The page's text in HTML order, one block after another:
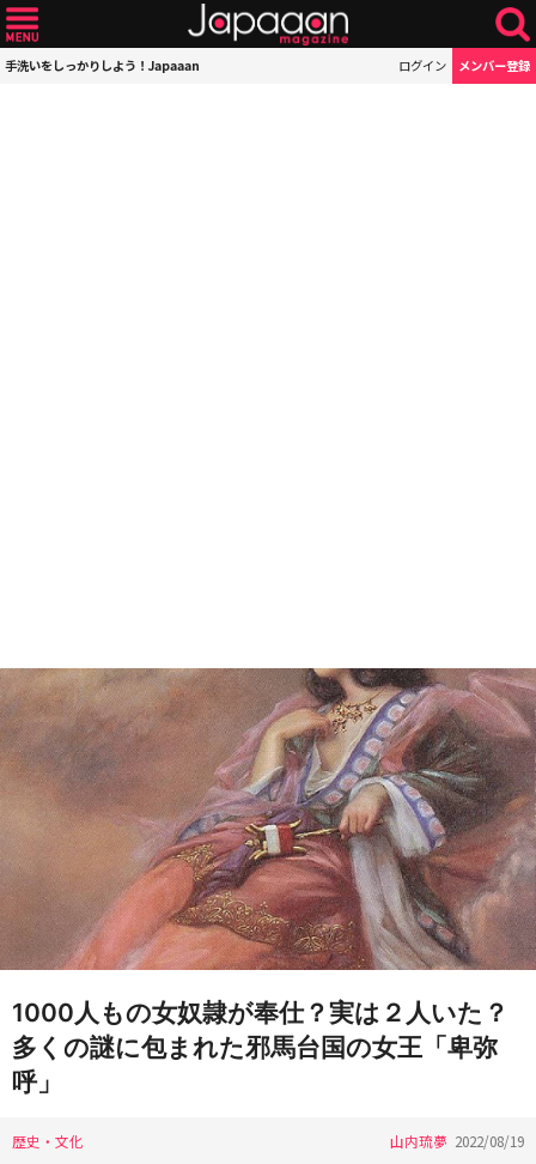
手洗いをしっかりしよう！Japaaan ログイン メンバー登録
1000人もの女奴隷が奉仕？実は２人いた？
多くの謎に包まれた邪馬台国の女王「卑弥
呼」
歴史・文化 山内琉夢 2022/08/19